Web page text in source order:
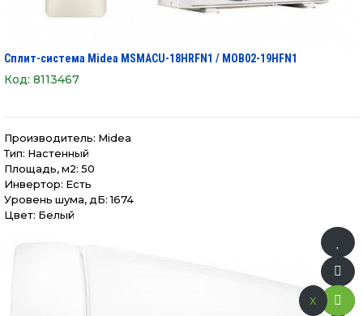
Сплит-система Midea MSMAСU-18HRFN1 / MOB02-19HFN1
Код: 8113467
Производитель: Midea
Тип: Настенный
Площадь, м2: 50
Инвертор: Есть
Уровень шума, дБ: 1674
Цвет: Белый
x